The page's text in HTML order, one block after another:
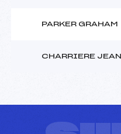
PARKER GRAHAM
CHARRIERE